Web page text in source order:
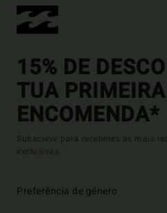
15% DE
TUA PRIMEIRA
ENCOMENDA*
Subscreve para receberes as mais
exclusivas.
Preferência de género